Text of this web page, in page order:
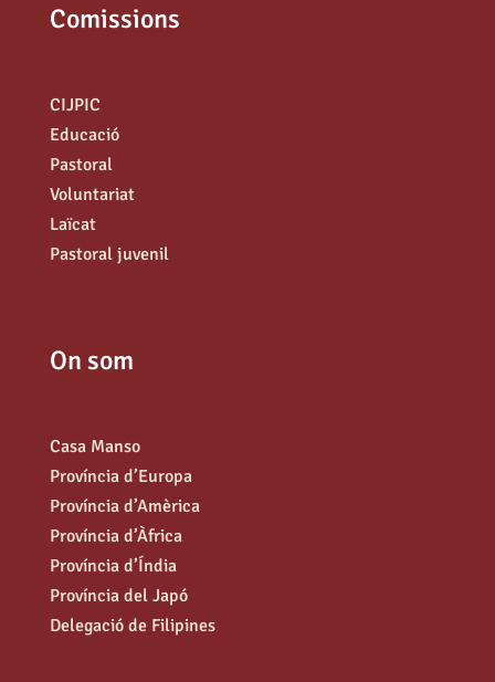
Comissions
CIJPIC
Educació
Pastoral
Voluntariat
Laïcat
Pastoral juvenil
On som
Casa Manso
Província d’Europa
Província d’Amèrica
Província d’Àfrica
Província d’Índia
Província del Japó
Delegació de Filipines